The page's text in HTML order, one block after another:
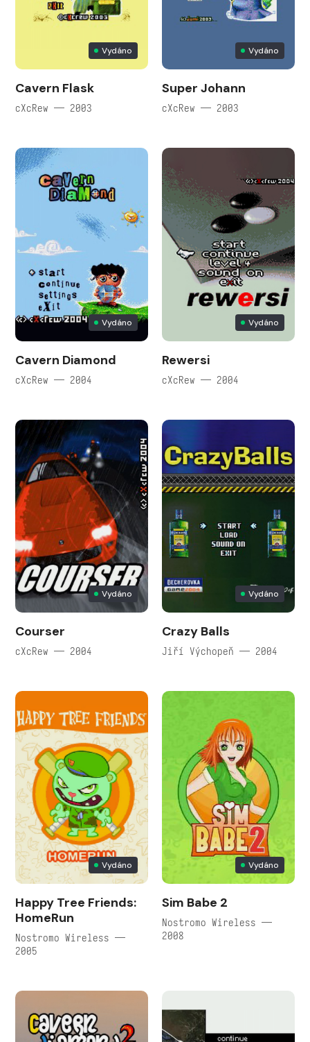
Vydáno
Cavern Flask
cXcRew — 2003
Vydáno
Super Johann
cXcRew — 2003
Vydáno
Cavern Diamond
cXcRew — 2004
Vydáno
Rewersi
cXcRew — 2004
Vydáno
Courser
cXcRew — 2004
Vydáno
Crazy Balls
Jiří Výchopeň — 2004
Vydáno
Happy Tree Friends:
HomeRun
Nostromo Wireless —
2005
Vydáno
Sim Babe 2
Nostromo Wireless —
2008